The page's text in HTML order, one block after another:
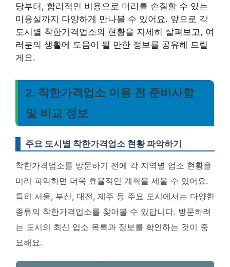
당부터, 합리적인 비용으로 머리를 손질할 수 있는
미용실까지 다양하게 만나볼 수 있어요. 앞으로 각
도시별 착한가격업소의 현황을 자세히 살펴보고, 여
러분의 생활에 도움이 될 만한 정보를 공유해 드릴
게요.
2. 착한가격업소 이용 전 준비사항
및 비교 정보
주요 도시별 착한가격업소 현황 파악하기
착한가격업소를 방문하기 전에 각 지역별 업소 현황을
미리 파악하면 더욱 효율적인 계획을 세울 수 있어요.
특히 서울, 부산, 대전, 제주 등 주요 도시에서는 다양한
종류의 착한가격업소를 찾아볼 수 있답니다. 방문하려
는 도시의 최신 업소 목록과 정보를 확인하는 것이 중
요해요.